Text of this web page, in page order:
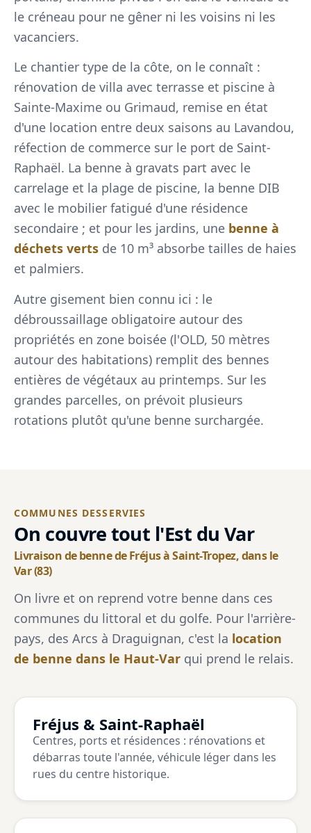
le créneau pour ne gêner ni les voisins ni les
vacanciers.
Le chantier type de la côte, on le connaît :
rénovation de villa avec terrasse et piscine à
Sainte-Maxime ou Grimaud, remise en état
d'une location entre deux saisons au Lavandou,
réfection de commerce sur le port de Saint-
Raphaël. La benne à gravats part avec le
carrelage et la plage de piscine, la benne DIB
avec le mobilier fatigué d'une résidence
secondaire ; et pour les jardins, une benne à
déchets verts de 10 m³ absorbe tailles de haies
et palmiers.
Autre gisement bien connu ici : le
débroussaillage obligatoire autour des
propriétés en zone boisée (l'OLD, 50 mètres
autour des habitations) remplit des bennes
entières de végétaux au printemps. Sur les
grandes parcelles, on prévoit plusieurs
rotations plutôt qu'une benne surchargée.
COMMUNES DESSERVIES
On couvre tout l'Est du Var
Livraison de benne de Fréjus à Saint-Tropez, dans le
Var (83)
On livre et on reprend votre benne dans ces
communes du littoral et du golfe. Pour l'arrière-
pays, des Arcs à Draguignan, c'est la location
de benne dans le Haut-Var qui prend le relais.
Fréjus & Saint-Raphaël
Centres, ports et résidences : rénovations et
débarras toute l'année, véhicule léger dans les
rues du centre historique.